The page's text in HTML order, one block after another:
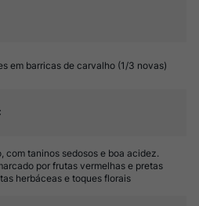
em barricas de carvalho (1/3 novas)
com taninos sedosos e boa acidez.
por frutas vermelhas e pretas
herbáceas e toques florais